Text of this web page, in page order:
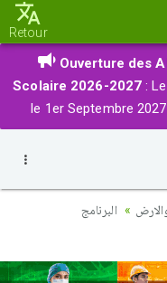
Retour
Ouverture des
Scolaire 2026-2027 :
le 1er Septembre
البرنامج